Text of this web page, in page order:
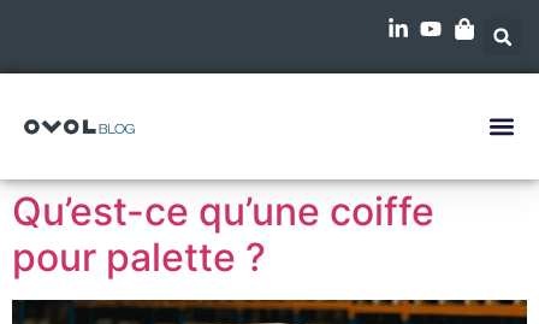
Qu’est-ce qu’une coiffe
pour palette ?